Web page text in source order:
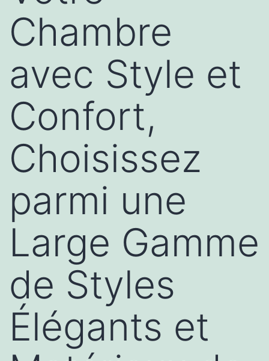
Chambre
avec Style et
Confort,
Choisissez
parmi une
Large Gamme
de Styles
Élégants et